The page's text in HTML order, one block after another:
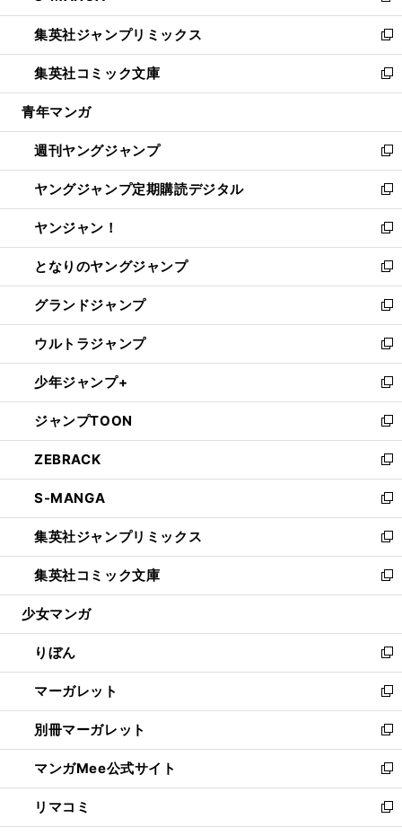
開
く
ウ
で
開
く
ン
ド
ウ
で
開
ウ
ィ
ン
ド
ウ
開
く
し
い
ウ
ィ
ン
ウ
で
開
く
集英社ジャンプリミックス
新
し
い
ウ
ン
ド
ウ
で
開
く
集英社コミック文庫
新
し
ウ
ィ
ン
ド
ウ
で
開
く
青年マンガ
週刊ヤングジャンプ
新
し
い
ウ
ィ
ン
ド
ウ
で
開
く
ヤングジャンプ定期購読デジタル
新
し
い
ウ
ィ
ン
ド
ウ
で
開
く
ヤンジャン！
新
し
い
ウ
ィ
ン
ド
ウ
で
開
く
となりのヤングジャンプ
新
し
い
ウ
ィ
ン
ド
ウ
で
開
く
グランドジャンプ
新
し
い
ウ
ィ
ン
ド
ウ
で
開
く
ウルトラジャンプ
新
し
い
ウ
ィ
ン
ド
ウ
で
開
く
少年ジャンプ+
新
し
い
ウ
ィ
ン
ド
ウ
で
開
く
ジャンプTOON
新
し
い
ウ
ィ
ン
ド
ウ
で
開
ZEBRACK
新
し
い
ウ
ィ
ン
ド
ウ
開
く
S-MANGA
新
し
い
ウ
ィ
ン
ウ
で
開
く
集英社ジャンプリミックス
新
し
い
ウ
ン
ド
ウ
で
開
く
集英社コミック文庫
新
し
ウ
ィ
ン
ド
ウ
で
開
く
少女マンガ
りぼん
新
し
い
ウ
ィ
ン
ド
ウ
で
開
マーガレット
新
し
い
ウ
ィ
ン
ド
ウ
別冊マーガレット
新
し
い
ウ
ィ
ン
マンガMee公式サイト
新
し
い
ウ
リマコミ
新
し